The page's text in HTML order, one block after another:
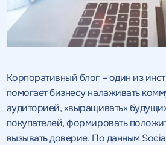
Корпоративный блог – один из
помогает бизнесу налаживать
аудиторией, «выращивать»
покупателей, формировать
вызывать доверие. По данным